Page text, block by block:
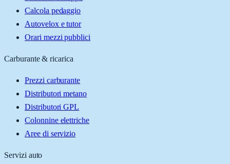
Calcola pedaggio
Autovelox e tutor
Orari mezzi pubblici
Carburante & ricarica
Prezzi carburante
Distributori metano
Distributori GPL
Colonnine elettriche
Aree di servizio
Servizi auto